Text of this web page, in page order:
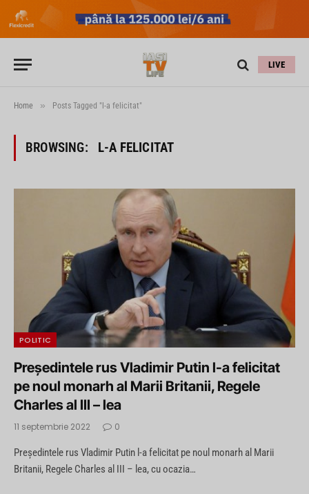
LIVE
Home » Posts Tagged "l-a felicitat"
BROWSING: L-A FELICITAT
POLITIC
Preşedintele rus Vladimir Putin l-a felicitat
pe noul monarh al Marii Britanii, Regele
Charles al III – lea
11 septembrie 2022 0
Preşedintele rus Vladimir Putin l-a felicitat pe noul monarh al Marii
Britanii, Regele Charles al III – lea, cu ocazia…